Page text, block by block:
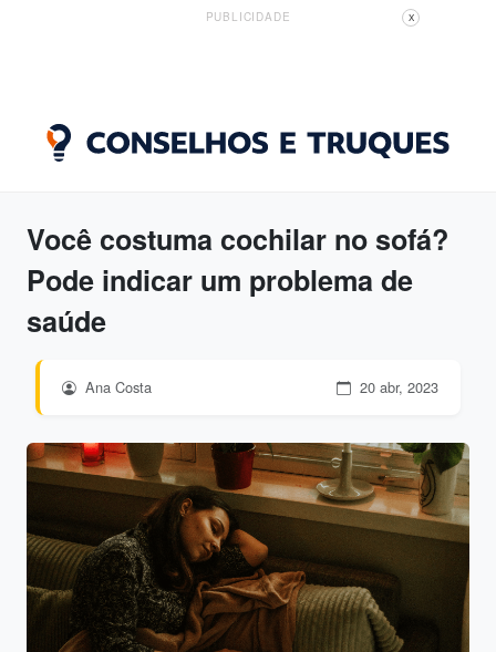
PUBLICIDADE X
Você costuma cochilar no sofá?
Pode indicar um problema de
saúde
Ana Costa 20 abr, 2023